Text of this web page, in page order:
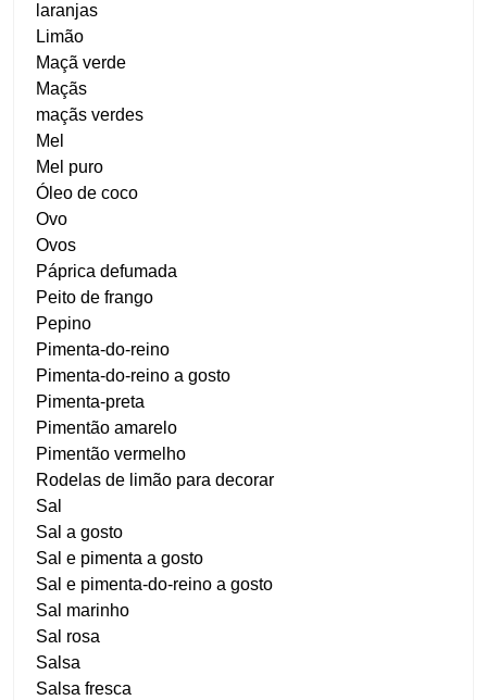
laranjas
Limão
Maçã verde
Maçãs
maçãs verdes
Mel
Mel puro
Óleo de coco
Ovo
Ovos
Páprica defumada
Peito de frango
Pepino
Pimenta-do-reino
Pimenta-do-reino a gosto
Pimenta-preta
Pimentão amarelo
Pimentão vermelho
Rodelas de limão para decorar
Sal
Sal a gosto
Sal e pimenta a gosto
Sal e pimenta-do-reino a gosto
Sal marinho
Sal rosa
Salsa
Salsa fresca